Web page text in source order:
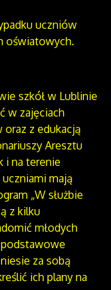
uczniów
oświatowych.
szkół w Lublinie
w zajęciach
z edukacją
Aresztu
i na terenie
mają
„W służbie
z kilku
młodych
za sobą
ich plany na